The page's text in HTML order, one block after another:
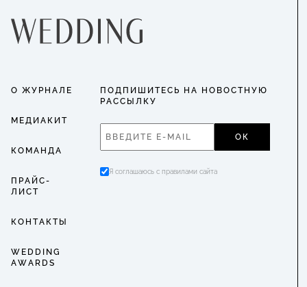
О ЖУРНАЛЕ
МЕДИАКИТ
КОМАНДА
ПРАЙС-
ЛИСТ
КОНТАКТЫ
WEDDING
AWARDS
ПОДПИШИТЕСЬ НА НОВОСТНУЮ
РАССЫЛКУ
ОК
Я соглашаюсь с правилами сайта